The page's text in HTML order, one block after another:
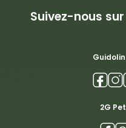
Suivez-nous
2G